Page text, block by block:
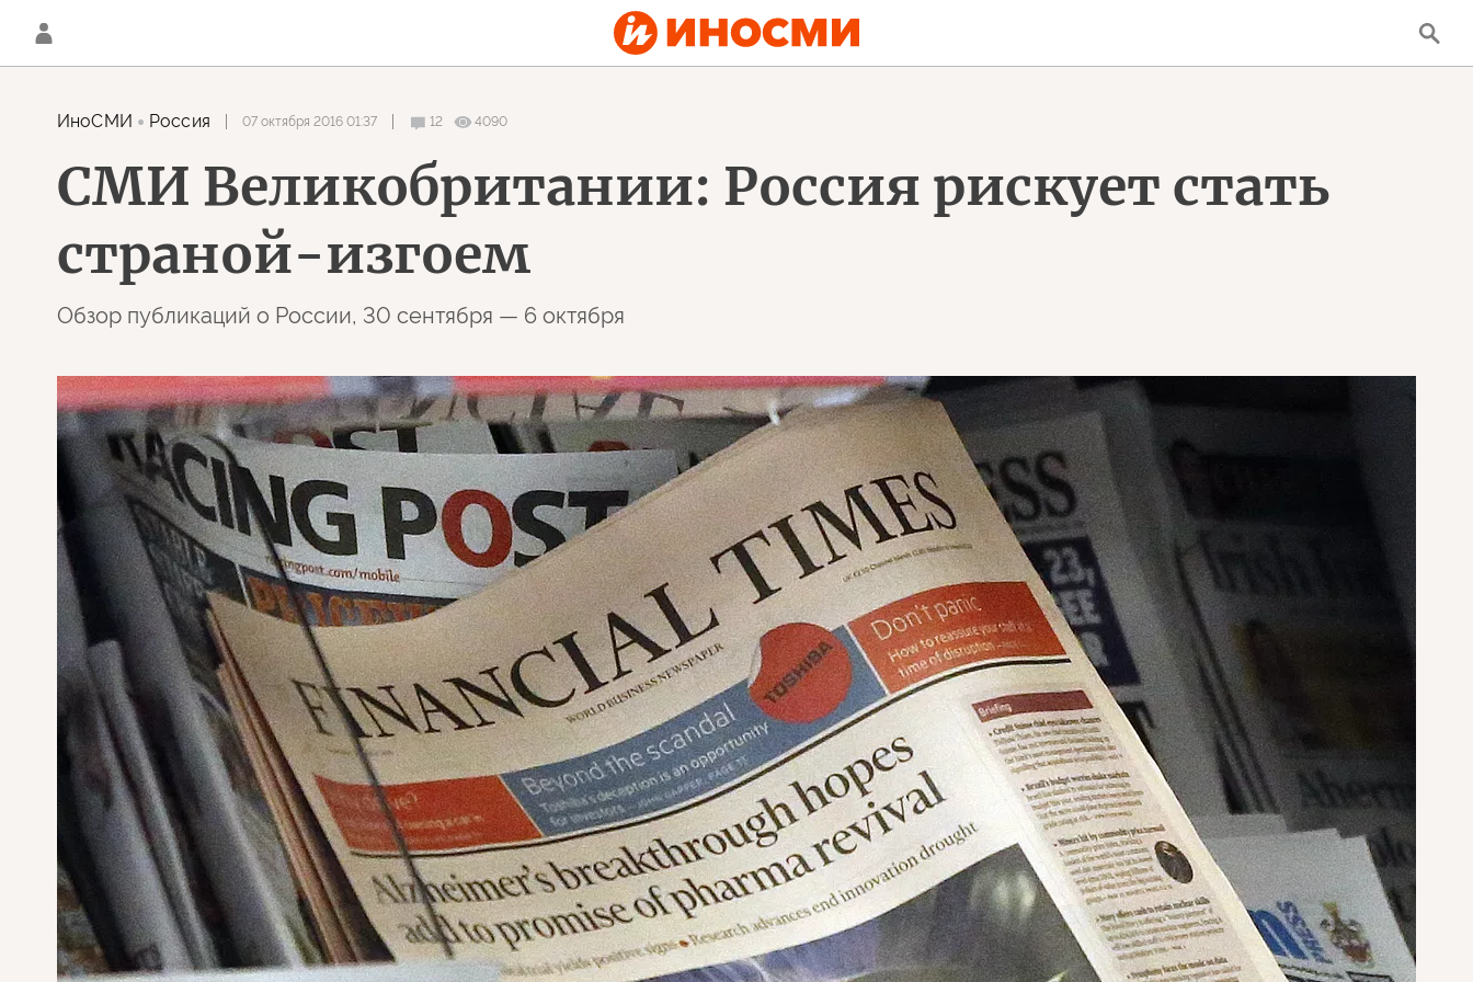
ИноСМИ Россия 07 октября 2016 01:37 12 4090
СМИ Великобритании: Россия рискует стать
страной-изгоем
Обзор публикаций о России, 30 сентября — 6 октября